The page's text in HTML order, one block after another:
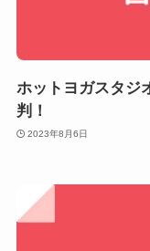
ホットヨガスタジ
判！
2023年8月6日